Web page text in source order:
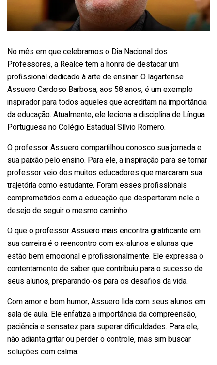
No mês em que celebramos o Dia Nacional dos
Professores, a Realce tem a honra de destacar um
profissional dedicado à arte de ensinar. O lagartense
Assuero Cardoso Barbosa, aos 58 anos, é um exemplo
inspirador para todos aqueles que acreditam na importância
da educação. Atualmente, ele leciona a disciplina de Língua
Portuguesa no Colégio Estadual Sílvio Romero.
O professor Assuero compartilhou conosco sua jornada e
sua paixão pelo ensino. Para ele, a inspiração para se tornar
professor veio dos muitos educadores que marcaram sua
trajetória como estudante. Foram esses profissionais
comprometidos com a educação que despertaram nele o
desejo de seguir o mesmo caminho.
O que o professor Assuero mais encontra gratificante em
sua carreira é o reencontro com ex-alunos e alunas que
estão bem emocional e profissionalmente. Ele expressa o
contentamento de saber que contribuiu para o sucesso de
seus alunos, preparando-os para os desafios da vida.
Com amor e bom humor, Assuero lida com seus alunos em
sala de aula. Ele enfatiza a importância da compreensão,
paciência e sensatez para superar dificuldades. Para ele,
não adianta gritar ou perder o controle, mas sim buscar
soluções com calma.